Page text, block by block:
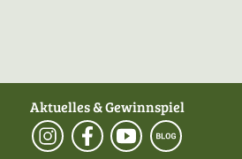
Aktuelles & Gewinnspiel